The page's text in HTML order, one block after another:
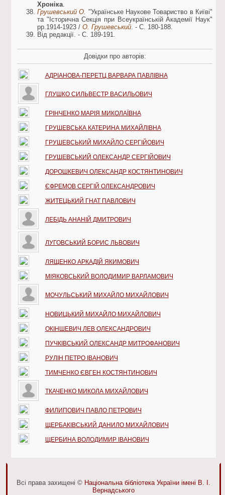
Хроніка.
Грушевський О. "Українське Наукове Товариство в Київі"
та "Історична Секція при Всеукраїнській Академії Наук"
рр.1914-1923 / О. Грушевський. - С. 180-188.
Від редакції. - С. 189-191.
Довідки про авторів:
АДРІАНОВА-ПЕРЕТЦ ВАРВАРА ПАВЛІВНА
ГЛУШКО СИЛЬВЕСТР ВАСИЛЬОВИЧ
ГРІНЧЕНКО МАРІЯ МИКОЛАЇВНА
ГРУШЕВСЬКА КАТЕРИНА МИХАЙЛІВНА
ГРУШЕВСЬКИЙ МИХАЙЛО СЕРГІЙОВИЧ
ГРУШЕВСЬКИЙ ОЛЕКСАНДР СЕРГІЙОВИЧ
ДОРОШКЕВИЧ ОЛЕКСАНДР КОСТЯНТИНОВИЧ
ЄФРЕМОВ СЕРГІЙ ОЛЕКСАНДРОВИЧ
ЖИТЕЦЬКИЙ ГНАТ ПАВЛОВИЧ
ЛЕБІДЬ АНАНІЙ ДМИТРОВИЧ
ЛУГОВСЬКИЙ БОРИС ЛЬВОВИЧ
ЛЯЩЕНКО АРКАДІЙ ЯКИМОВИЧ
МІЯКОВСЬКИЙ ВОЛОДИМИР ВАРЛАМОВИЧ
МОЧУЛЬСЬКИЙ МИХАЙЛО МИХАЙЛОВИЧ
НОВИЦЬКИЙ МИХАЙЛО МИХАЙЛОВИЧ
ОКІНШЕВИЧ ЛЕВ ОЛЕКСАНДРОВИЧ
ПУЧКІВСЬКИЙ ОЛЕКСАНДР МИТРОФАНОВИЧ
РУЛІН ПЕТРО ІВАНОВИЧ
ТИМЧЕНКО ЄВГЕН КОСТЯНТИНОВИЧ
ТКАЧЕНКО МИКОЛА МИХАЙЛОВИЧ
ФИЛИПОВИЧ ПАВЛО ПЕТРОВИЧ
ЩЕРБАКІВСЬКИЙ ДАНИЛО МИХАЙЛОВИЧ
ЩЕРБИНА ВОЛОДИМИР ІВАНОВИЧ
Всі права захищені © Національна бібліотека України імені В. І.
Вернадського